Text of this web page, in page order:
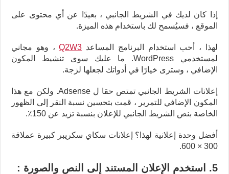
إذا كان لديك في الشريط الجانبي ، بعيدًا عن أي محتوى على
الموقع ، فسيُسمح لك باستخدام هذه الميزة.
لهذا ، أحب استخدام البرنامج المساعد Q2W3، وهو مجاني
لمستخدمي WordPress. ما عليك سوى تنشيط المكون
الإضافي ، وسترى خيارًا في أدواتك لجعلها لزجة.
إعلانات الشريط الجانبي تمتص حقا ل Adsense. ولكن مع هذا
المكون الإضافي للتمرير ، قمت بتحسين نسبة النقر إلى الظهور
الخاصة بنص الشريط الجانبي للإعلان بنسبة تزيد عن 150٪.
أفضل وحدة إعلانية لهذا؟ إعلانات سكاي سكريبر كبيرة عملاقة
300 × 600.
5. استخدم الإعلان المستند إلى النص والصورة :